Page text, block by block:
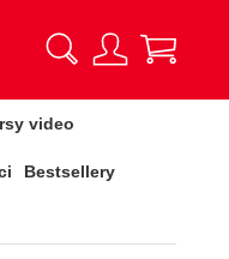
video
Bestsellery